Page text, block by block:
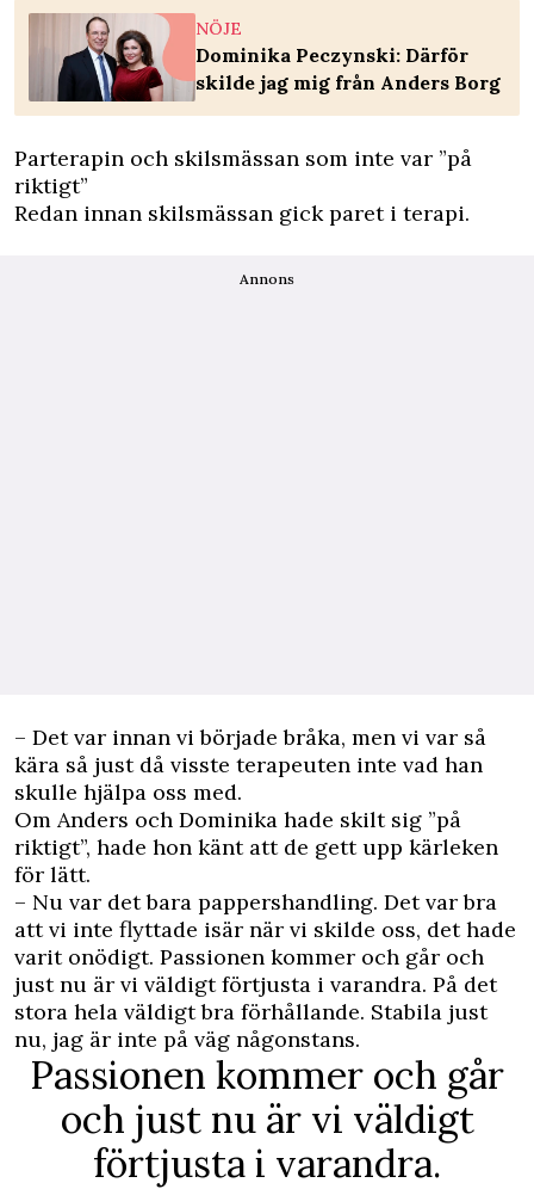
NÖJE
Dominika Peczynski: Därför
skilde jag mig från Anders Borg
Parterapin och skilsmässan som inte var ”på
riktigt”
Redan innan skilsmässan gick paret i terapi.
Annons
– Det var innan vi började bråka, men vi var så
kära så just då visste terapeuten inte vad han
skulle hjälpa oss med.
Om Anders och Dominika hade skilt sig ”på
riktigt”, hade hon känt att de gett upp kärleken
för lätt.
– Nu var det bara pappershandling. Det var bra
att vi inte flyttade isär när vi skilde oss, det hade
varit onödigt. Passionen kommer och går och
just nu är vi väldigt förtjusta i varandra. På det
stora hela väldigt bra förhållande. Stabila just
nu, jag är inte på väg någonstans.
Passionen kommer och går
och just nu är vi väldigt
förtjusta i varandra.